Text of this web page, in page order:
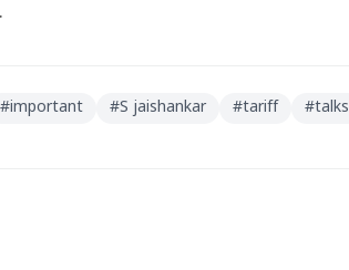
#important #S jaishankar #tariff #talks